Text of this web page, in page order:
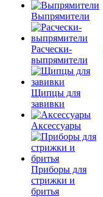
Выпрямители
Расчески-
выпрямители
Щипцы для
завивки
Аксессуары
Приборы для
стрижки и
бритья